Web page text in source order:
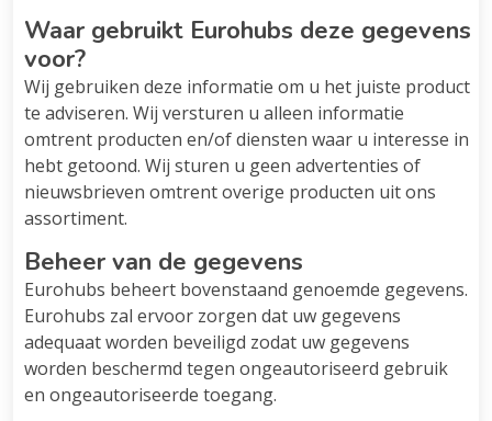
Waar gebruikt Eurohubs deze gegevens
voor?
Wij gebruiken deze informatie om u het juiste product
te adviseren. Wij versturen u alleen informatie
omtrent producten en/of diensten waar u interesse in
hebt getoond. Wij sturen u geen advertenties of
nieuwsbrieven omtrent overige producten uit ons
assortiment.
Beheer van de gegevens
Eurohubs beheert bovenstaand genoemde gegevens.
Eurohubs zal ervoor zorgen dat uw gegevens
adequaat worden beveiligd zodat uw gegevens
worden beschermd tegen ongeautoriseerd gebruik
en ongeautoriseerde toegang.